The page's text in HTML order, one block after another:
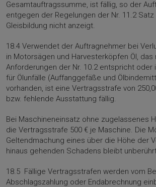
Gesamtauftragssumme, ist fällig, so der
entgegen der Regelungen der Nr. 11.2
Gleisbildung nicht anzeigt.
18.4 Verwendet der Auftragnehmer bei
in Motorsägen und Harvesterköpfen Öl, das
Anforderungen der Nr. 10.2 entspricht oder
für Ölunfälle (Auffanggefäße und
vorhanden, ist eine Vertragsstrafe von
bzw. fehlende Ausstattung fällig.
Bei Maschineneinsatz ohne zugelassenes
die Vertragsstrafe 500 € je Maschine. Die
Geltendmachung eines über die Höhe der
hinaus gehenden Schadens bleibt
18.5 Fällige Vertragsstrafen werden vom
Abschlagszahlung oder Endabrechnung